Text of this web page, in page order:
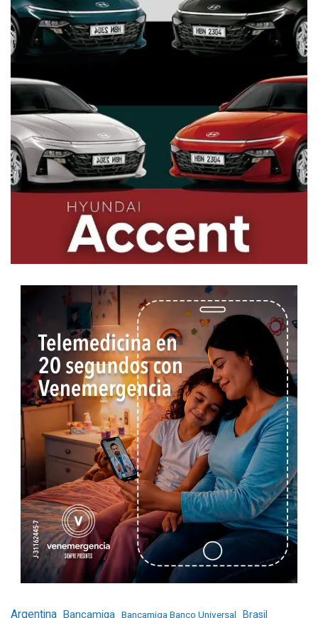
Argentina Bancamiga Bancamiga Banco Universal Brasil